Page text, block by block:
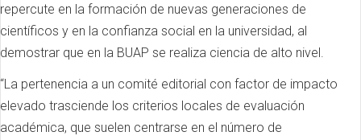
repercute en la formación de nuevas generaciones de
científicos y en la confianza social en la universidad, al
demostrar que en la BUAP se realiza ciencia de alto nivel.
“La pertenencia a un comité editorial con factor de impacto
elevado trasciende los criterios locales de evaluación
académica, que suelen centrarse en el número de